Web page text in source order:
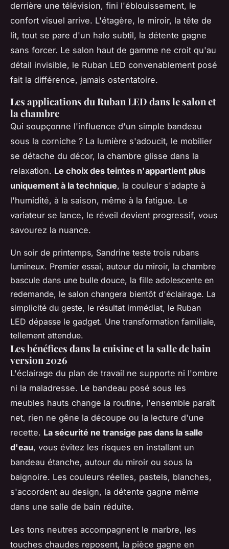
derrière une télévision, fini l'éblouissement, le
confort visuel arrive. L'étagère, le miroir, la tête de
lit, tout se pare d'un halo subtil, la détente gagne
sans forcer. Le salon haut de gamme ne croit qu'au
détail invisible, le Ruban LED convenablement posé
fait la différence, jamais ostentatoire.
Les applications du Ruban LED dans le salon et
la chambre
Qui soupçonne l'influence d'un simple bandeau
sous la corniche ? La lumière s'adoucit, le mobilier
se détache du décor, la chambre glisse dans la
relaxation. Le choix des teintes n'appartient plus
uniquement à la technique, la couleur s'adapte à
l'humidité, à la saison, même à la fatigue. Le
variateur se lance, le réveil devient progressif, vous
savourez la nuance.
Un soir de printemps, Sandrine teste trois rubans
lumineux. Premier essai, autour du miroir, la chambre
bascule dans une bulle douce, la fille adolescente en
redemande, le salon changera bientôt d'éclairage. La
simplicité du geste, le résultat immédiat, le Ruban
LED dépasse le gadget. Une transformation familiale,
tellement attendue.
Les bénéfices dans la cuisine et la salle de bain
version 2026
L'éclairage du plan de travail ne supporte ni l'ombre
ni la maladresse. Le bandeau posé sous les
meubles hauts change la routine, l'ensemble paraît
net, rien ne gêne la découpe ou la lecture d'une
recette. La sécurité ne transige pas dans la salle
d'eau, vous évitez les risques en installant un
bandeau étanche, autour du miroir ou sous la
baignoire. Les couleurs réelles, pastels, blanches,
s'accordent au design, la détente gagne même
dans une salle de bain réduite.
Les tons neutres accompagnent le marbre, les
touches chaudes reposent, la pièce gagne en